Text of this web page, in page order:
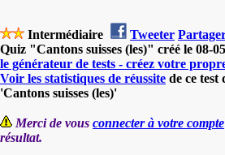
Intermédiaire Tweeter
Quiz "Cantons suisses (les)" créé le 08-
le générateur de tests - créez votre
Voir les statistiques de réussite de ce test
'Cantons suisses (les)'
Merci de vous connecter à votre compte
résultat.